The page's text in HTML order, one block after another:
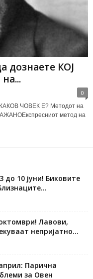
КОЈ
0
ЧОВЕК Е? Методот на
метод на
до 10 јуни! Биковите
Лавови,
непријатно...
Парична
за Овен